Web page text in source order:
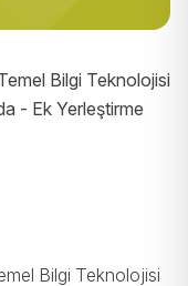
Bilgi Teknolojisi
- Ek Yerleştirme
Bilgi Teknolojisi